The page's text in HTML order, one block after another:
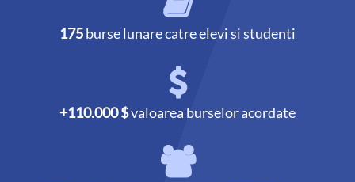
175burse lunare catre elevi si studenti
+110.000 $valoarea burselor acordate